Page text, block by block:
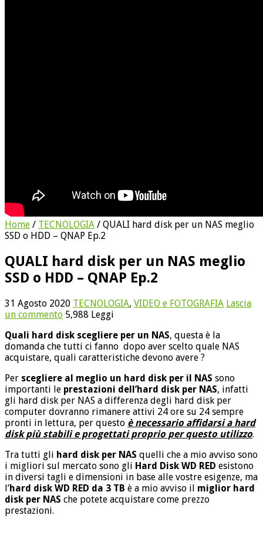
Home / TECNOLOGIA / QUALI hard disk per un NAS meglio
SSD o HDD – QNAP Ep.2
QUALI hard disk per un NAS meglio
SSD o HDD – QNAP Ep.2
31 Agosto 2020 TECNOLOGIA, VIDEO e FOTOGRAFIA Lascia
un commento 5,988 Leggi
Quali hard disk scegliere per un NAS, questa è la
domanda che tutti ci fanno dopo aver scelto quale NAS
acquistare, quali caratteristiche devono avere ?
Per scegliere al meglio un hard disk per il NAS sono
importanti le prestazioni dell’hard disk per NAS, infatti
gli hard disk per NAS a differenza degli hard disk per
computer dovranno rimanere attivi 24 ore su 24 sempre
pronti in lettura, per questo è necessario affidarsi a hard
disk più stabili e progettati proprio per questo utilizzo.
Tra tutti gli hard disk per NAS quelli che a mio avviso sono
i migliori sul mercato sono gli Hard Disk WD RED esistono
in diversi tagli e dimensioni in base alle vostre esigenze, ma
l’hard disk WD RED da 3 TB è a mio avviso il miglior hard
disk per NAS che potete acquistare come prezzo
prestazioni.